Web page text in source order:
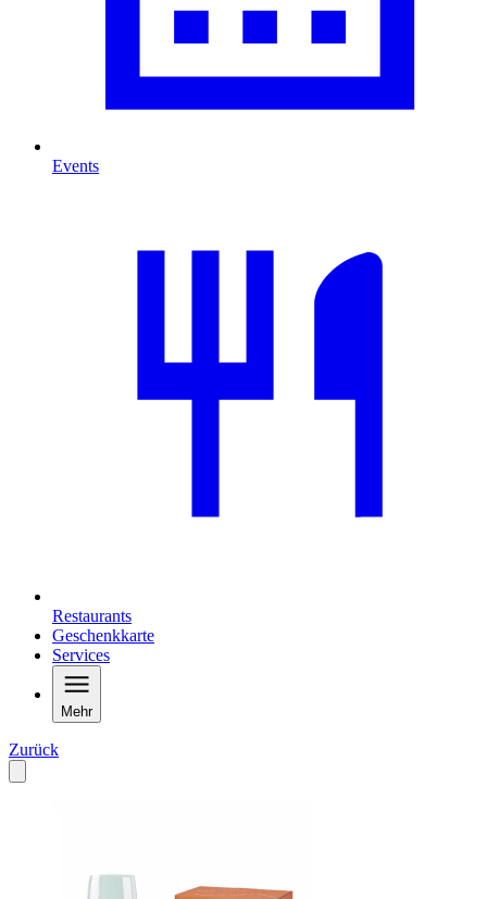
Events
Restaurants
Geschenkkarte
Services
Mehr
Zurück